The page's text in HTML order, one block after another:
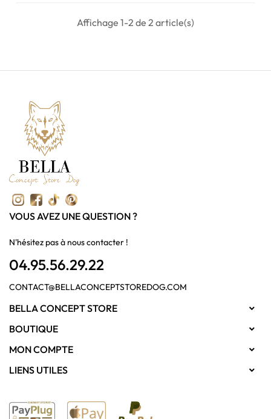
Affichage 1-2 de 2 article(s)
VOUS AVEZ UNE QUESTION ?
N'hésitez pas à nous contacter !
04.95.56.29.22
CONTACT@BELLACONCEPTSTOREDOG.COM
BELLA CONCEPT STORE 
BOUTIQUE 
MON COMPTE 
LIENS UTILES 